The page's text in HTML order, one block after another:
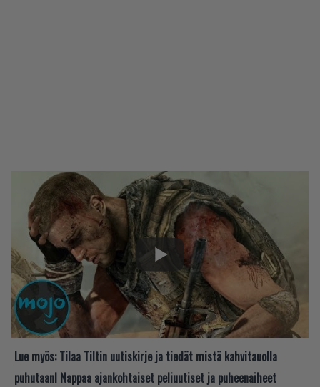
Lue myös: Tilaa Tiltin uutiskirje ja tiedät mistä kahvitauolla
puhutaan! Nappaa ajankohtaiset peliuutiset ja puheenaiheet